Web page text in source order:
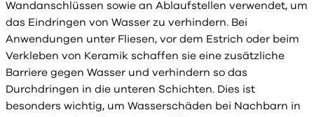
Wandanschlüssen sowie an Ablaufstellen verwendet, um
das Eindringen von Wasser zu verhindern. Bei
Anwendungen unter Fliesen, vor dem Estrich oder beim
Verkleben von Keramik schaffen sie eine zusätzliche
Barriere gegen Wasser und verhindern so das
Durchdringen in die unteren Schichten. Dies ist
besonders wichtig, um Wasserschäden bei Nachbarn in